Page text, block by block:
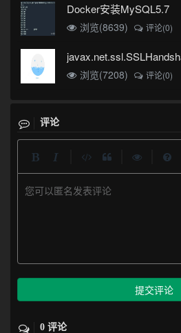
Docker安装MySQL5.7
浏览(8639) 评论(0)
浏览(7208)
评论(0)
评论
您可以匿名发表评论
提交评论
0 评论